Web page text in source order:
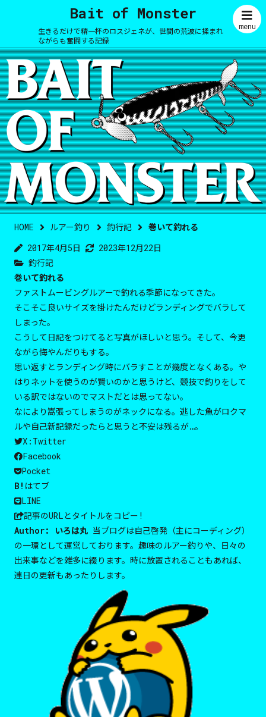
Bait of Monster
生きるだけで精一杯のロスジェネが、世間の荒波に揉まれ
ながらも奮闘する記録
menu
HOME ルアー釣り 釣行記
巻いて釣れる
2017年4月5日
2023年12月22日
釣行記
巻いて釣れる
ファストムービングルアーで釣れる季節になってきた。
そこそこ良いサイズを掛けたんだけどランディングでバラして
しまった。
こうして日記をつけてると写真がほしいと思う。そして、今更
ながら悔やんだりもする。
思い返すとランディング時にバラすことが幾度となくある。や
はりネットを使うのが賢いのかと思うけど、競技で釣りをして
いる訳ではないのでマストだとは思ってない。
なにより嵩張ってしまうのがネックになる。逃した魚がロクマ
ルや自己新記録だったらと思うと不安は残るが…。
X:Twitter
Facebook
Pocket
B! はてブ
LINE
記事のURLとタイトルをコピー!
Author:
いろは丸 当ブログは自己啓発（主にコーディング）
の一環として運営しております。趣味のルアー釣りや、日々の
出来事などを雑多に綴ります。時に放置されることもあれば、
連日の更新もあったりします。